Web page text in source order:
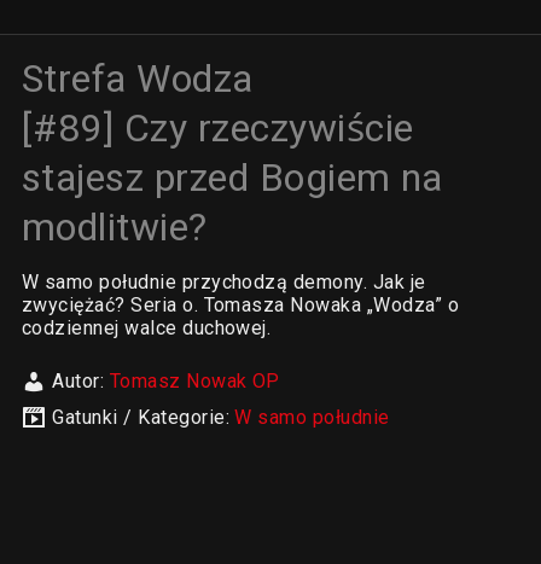
Strefa Wodza
[#89] Czy rzeczywiście
stajesz przed Bogiem na
modlitwie?
W samo południe przychodzą demony. Jak je
zwyciężać? Seria o. Tomasza Nowaka „Wodza” o
codziennej walce duchowej.
Autor: Tomasz Nowak OP
Gatunki / Kategorie:W samo południe